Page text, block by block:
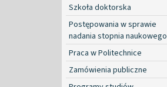
Szkoła doktorska
Postępowania w sprawie
nadania stopnia naukowego
Praca w Politechnice
Zamówienia publiczne